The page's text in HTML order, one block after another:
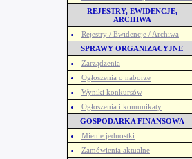
REJESTRY, EWIDENCJE,
ARCHIWA
Rejestry / Ewidencje / Archiwa
SPRAWY ORGANIZACYJNE
Zarządzenia
Ogłoszenia o naborze
Wyniki konkursów
Ogłoszenia i komunikaty
GOSPODARKA FINANSOWA
Mienie jednostki
Zamówienia aktualne